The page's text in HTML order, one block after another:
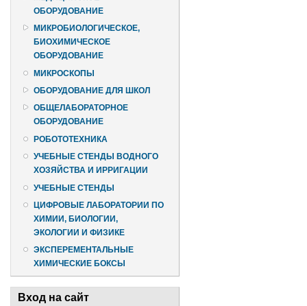
ОБОРУДОВАНИЕ
МИКРОБИОЛОГИЧЕСКОЕ,
БИОХИМИЧЕСКОЕ
ОБОРУДОВАНИЕ
МИКРОСКОПЫ
ОБОРУДОВАНИЕ ДЛЯ ШКОЛ
ОБЩЕЛАБОРАТОРНОЕ
ОБОРУДОВАНИЕ
РОБОТОТЕХНИКА
УЧЕБНЫЕ СТЕНДЫ ВОДНОГО
ХОЗЯЙСТВА И ИРРИГАЦИИ
УЧЕБНЫЕ СТЕНДЫ
ЦИФРОВЫЕ ЛАБОРАТОРИИ ПО
ХИМИИ, БИОЛОГИИ,
ЭКОЛОГИИ И ФИЗИКЕ
ЭКСПЕРЕМЕНТАЛЬНЫЕ
ХИМИЧЕСКИЕ БОКСЫ
Вход на сайт